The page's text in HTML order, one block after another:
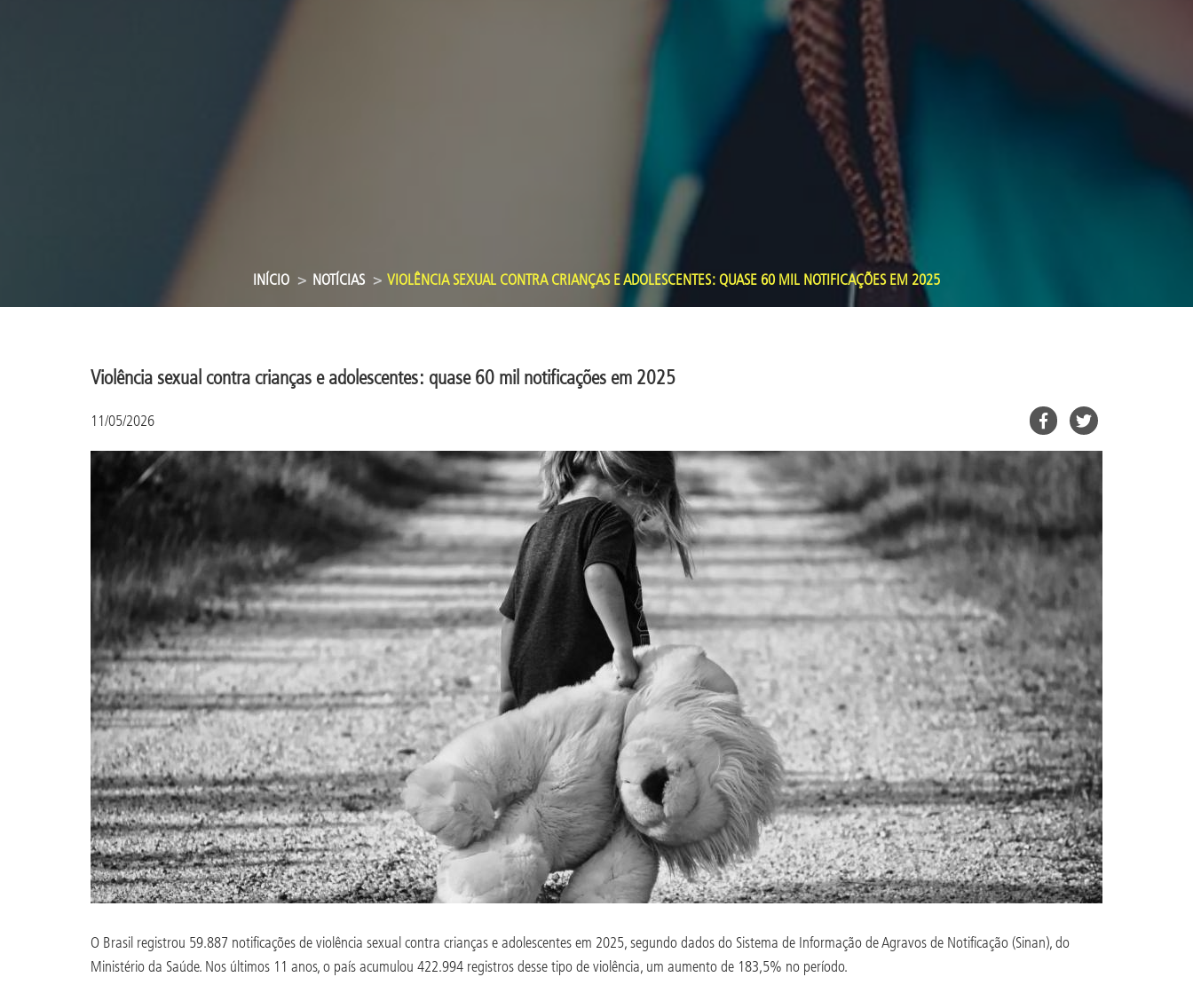
INÍCIO NOTÍCIAS VIOLÊNCIA SEXUAL CONTRA CRIANÇAS E ADOLESCENTES: QUASE 60 MIL NOTIFICAÇÕES EM 2025
Violência sexual contra crianças e adolescentes: quase 60 mil notificações em 2025
11/05/2026
O Brasil registrou 59.887 notificações de violência sexual contra crianças e adolescentes em 2025, segundo dados do Sistema de Informação de Agravos de Notificação (Sinan), do
Ministério da Saúde. Nos últimos 11 anos, o país acumulou 422.994 registros desse tipo de violência, um aumento de 183,5% no período.